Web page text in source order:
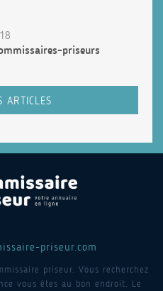
priseurs
ARTICLES
priseur.com
priseur. Vous recherchez
vous êtes au bon endroit. Le